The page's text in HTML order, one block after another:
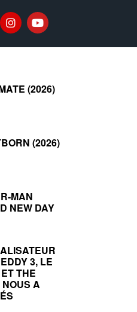
(2026)
(2026)
MAN
NEW DAY
3, LE
THE
A